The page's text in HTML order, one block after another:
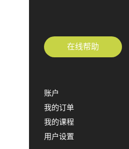
Sidebar Module
sidebar_bottom position, using
class suffix. There is also a
below the search.
在线帮助
账户
我的订单
我的课程
用户设置